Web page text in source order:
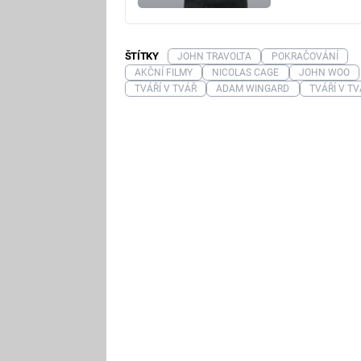
ŠTÍTKY JOHN TRAVOLTA
POKRAČOVÁNÍ
AKČNÍ FILMY
NICOLAS CAGE
JOHN WOO
TVÁŘÍ V TVÁŘ
ADAM WINGARD TVÁŘÍ V